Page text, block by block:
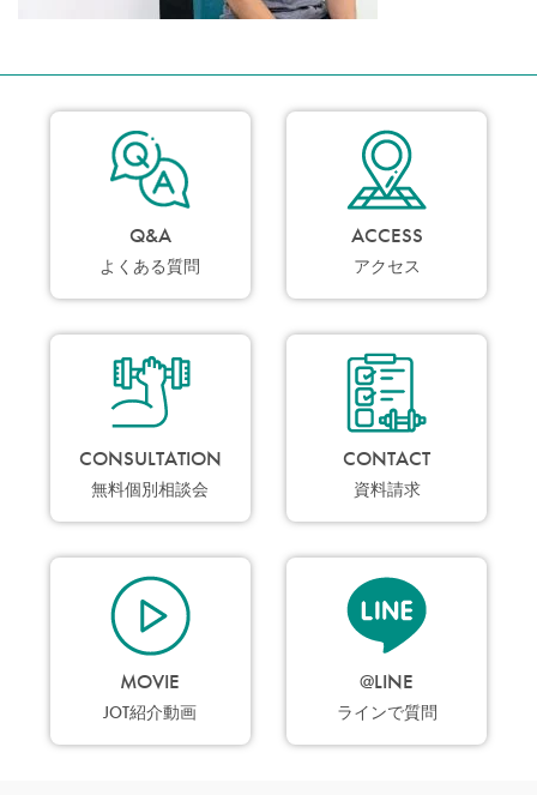
Q&A
よくある質問
ACCESS
アクセス
CONSULTATION
無料個別相談会
CONTACT
資料請求
MOVIE
JOT紹介動画
@LINE
ラインで質問